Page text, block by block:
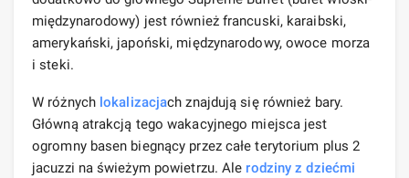
międzynarodowy) jest również francuski, karaibski,
amerykański, japoński, międzynarodowy, owoce morza
i steki.
W różnych lokalizacjach znajdują się również bary.
Główną atrakcją tego wakacyjnego miejsca jest
ogromny basen biegnący przez całe terytorium plus 2
jacuzzi na świeżym powietrzu. Ale rodziny z dziećmi